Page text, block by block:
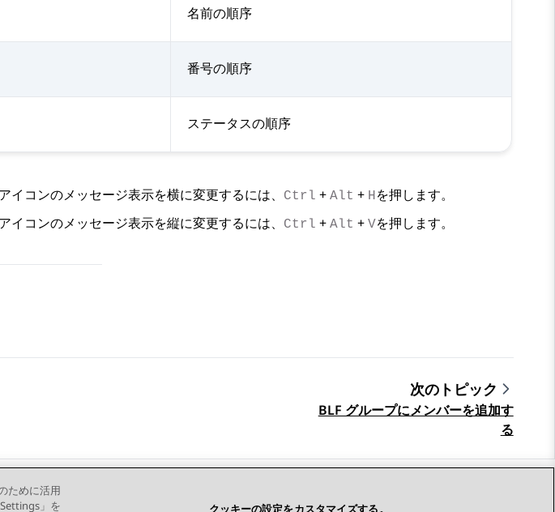
名前の順序
番号の順序
ステータスの順序
イコンのメッセージ表示を横に変更するには、 Ctrl + Alt + Hを押します。
イコンのメッセージ表示を縦に変更するには、
Ctrl + Alt + Vを押します。
次のトピック
BLF グループにメンバーを追加す
る
ために活用
」を
クッキーの設定をカスタマイズする。